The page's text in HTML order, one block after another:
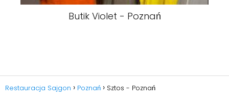
Butik Violet - Poznań
Restauracja Sajgon Poznań Sztos - Poznań